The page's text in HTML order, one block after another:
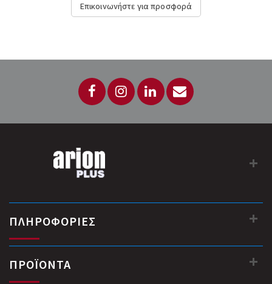
Επικοινωνήστε για προσφορά
ΠΛΗΡΟΦΟΡΙΕΣ
ΠΡΟΪΟΝΤΑ